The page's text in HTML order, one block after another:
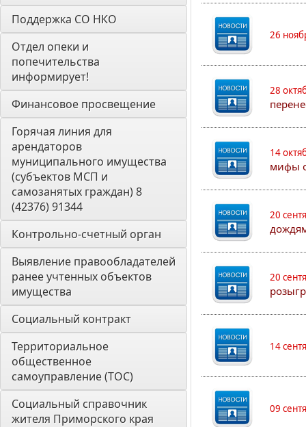
Поддержка СО НКО
Отдел опеки и
попечительства
информирует!
Финансовое просвещение
Горячая линия для
арендаторов
муниципального имущества
(субъектов МСП и
самозанятых граждан) 8
(42376) 91344
Контрольно-счетный орган
Выявление правообладателей
ранее учтенных объектов
имущества
Социальный контракт
Территориальное
общественное
самоуправление (ТОС)
Социальный справочник
жителя Приморского края
26
28
14
мифы
20
20
14
09